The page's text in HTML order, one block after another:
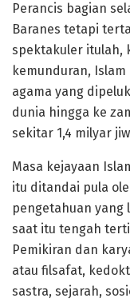
Perancis bagian
Baranes tetapi
spektakuler itulah,
kemunduran,
agama yang
dunia hingga ke
sekitar 1,4 milyar
Masa kejayaan
itu ditandai pula
pengetahuan yang
saat itu tengah
Pemikiran dan
atau filsafat,
sastra, sejarah,